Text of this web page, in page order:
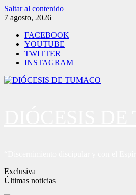
Saltar al contenido
7 agosto, 2026
FACEBOOK
YOUTUBE
TWITTER
INSTAGRAM
Exclusiva
Últimas noticias